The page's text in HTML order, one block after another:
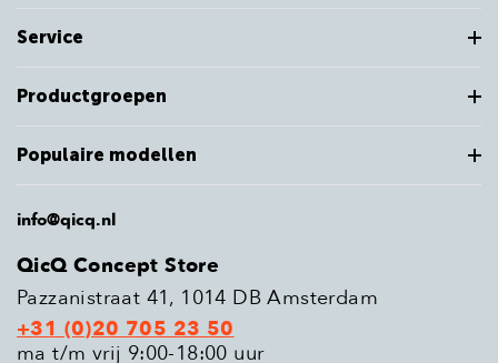
Service
Productgroepen
Populaire modellen
info@qicq.nl
QicQ Concept Store
Pazzanistraat 41, 1014 DB Amsterdam
+31 (0)20 705 23 50
ma t/m vrij 9:00-18:00 uur